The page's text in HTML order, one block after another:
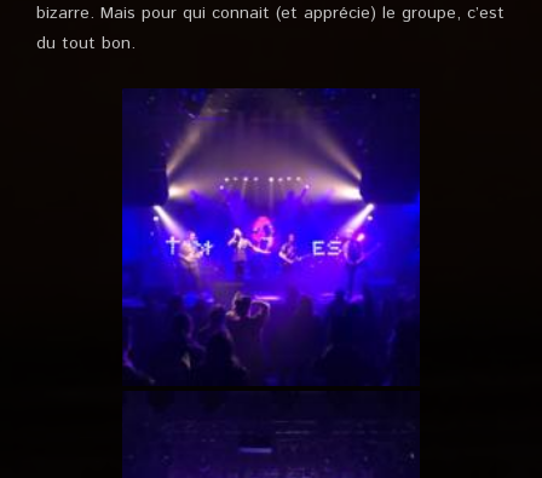
bizarre. Mais pour qui connait (et apprécie) le groupe, c’est
du tout bon.